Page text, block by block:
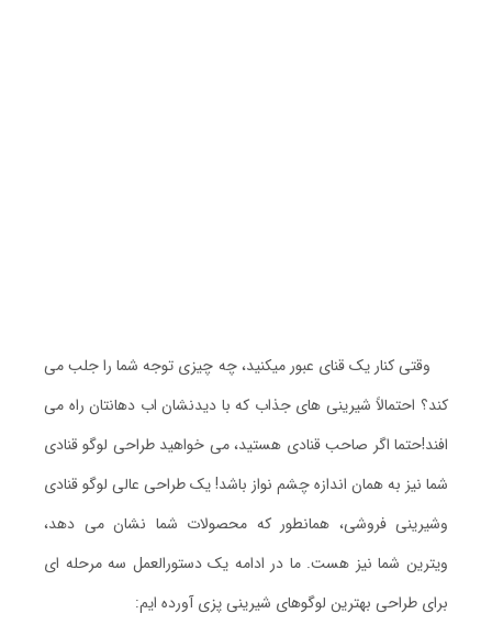
وقتی کنار یک قنای عبور میکنید، چه چیزی توجه شما را جلب می
کند؟ احتمالاً شیرینی های جذاب که با دیدنشان اب دهانتان راه می
افند!حتما اگر صاحب قنادی هستید، می خواهید طراحی لوگو قنادی
شما نیز به همان اندازه چشم نواز باشد! یک طراحی عالی لوگو قنادی
وشیرینی فروشی، همانطور که محصولات شما نشان می دهد،
ویترین شما نیز هست. ما در ادامه یک دستورالعمل سه مرحله ای
برای طراحی بهترین لوگوهای شیرینی پزی آورده ایم: